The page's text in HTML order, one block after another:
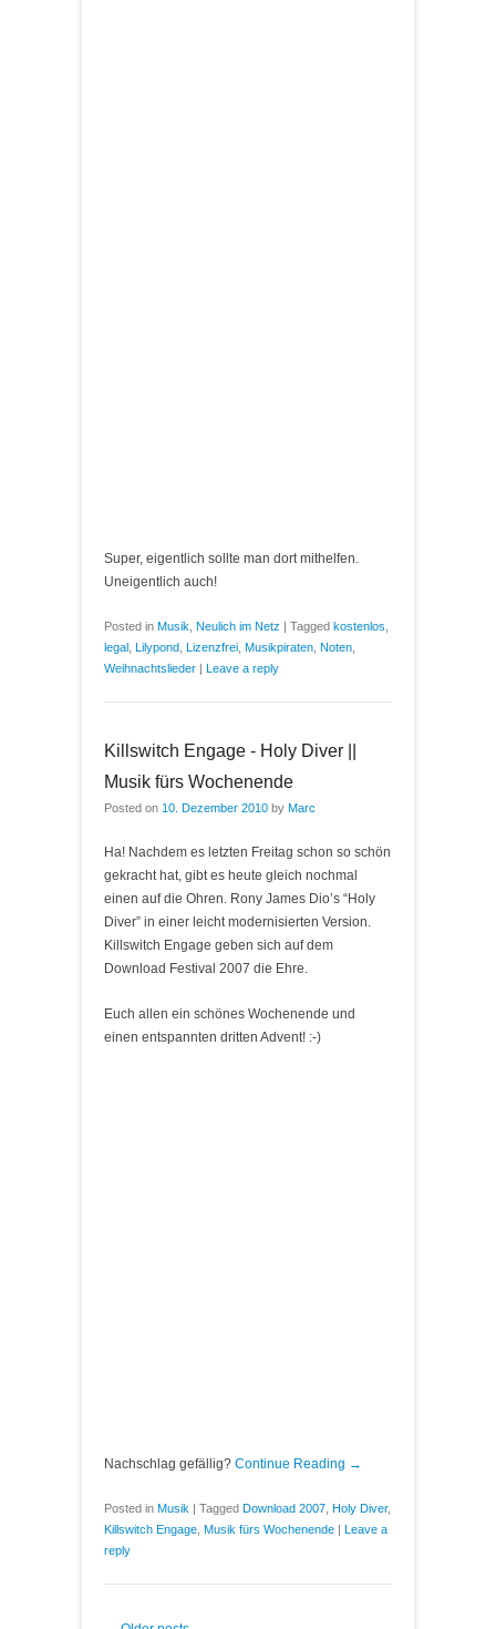
Super, eigentlich sollte man dort mithelfen.
Uneigentlich auch!
Posted in Musik Neulich im Netz | Tagged kostenlos
legal Lilypond Lizenzfrei Musikpiraten Noten
Weihnachtslieder | Leave a reply
Killswitch Engage - Holy Diver ||
Musik fürs Wochenende
Posted on 10. Dezember 2010 by Marc
Ha! Nachdem es letzten Freitag schon so schön
gekracht hat, gibt es heute gleich nochmal
einen auf die Ohren. Rony James Dio’s “Holy
Diver” in einer leicht modernisierten Version.
Killswitch Engage geben sich auf dem
Download Festival 2007 die Ehre.
Euch allen ein schönes Wochenende und
einen entspannten dritten Advent! :-)
Nachschlag gefällig? Continue Reading →
Posted in Musik | Tagged Download 2007 Holy Diver,
Killswitch Engage Musik fürs Wochenende | Leave a
reply